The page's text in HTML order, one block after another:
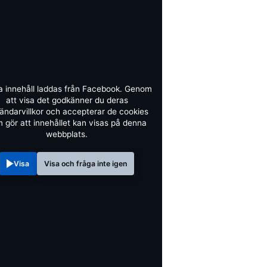
innehåll laddas från Facebook. Genom
att visa det godkänner du deras
och accepterar de cookies
gör att innehållet kan visas på denna
webbplats.
Visa Visa och fråga inte igen